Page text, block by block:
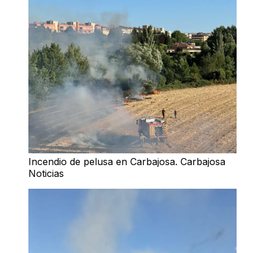
Incendio de pelusa en Carbajosa. Carbajosa
Noticias